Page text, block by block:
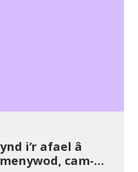
i’r afael â
cam-